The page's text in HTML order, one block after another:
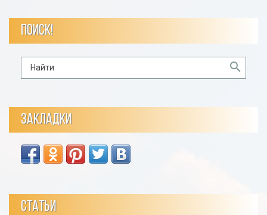
ПОИСК!
ЗАКЛАДКИ
СТАТЬИ